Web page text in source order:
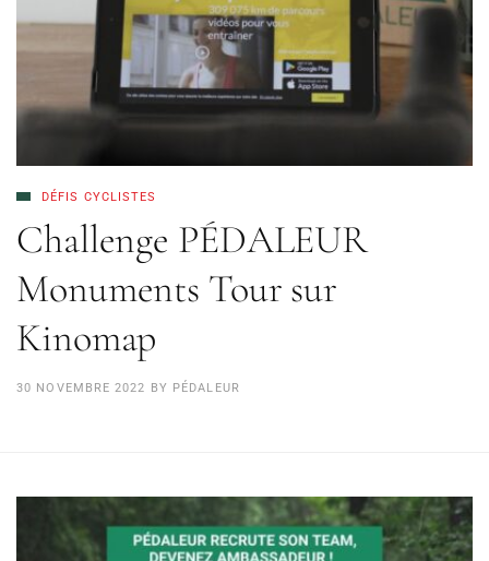
DÉFIS CYCLISTES
Challenge PÉDALEUR
Monuments Tour sur
Kinomap
30 NOVEMBRE 2022 BY PÉDALEUR